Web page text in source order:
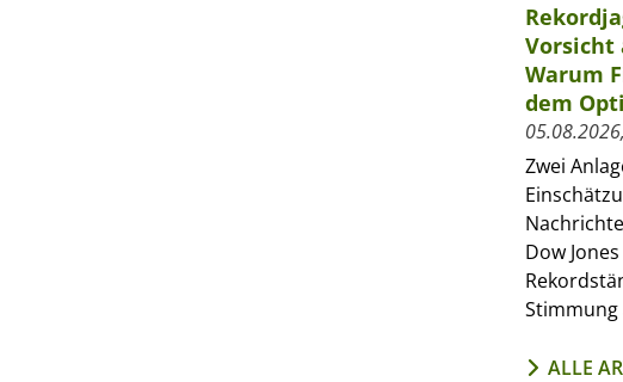
Vorsicht
Warum
dem
Zwei
Dow
Stimmung
ALLE